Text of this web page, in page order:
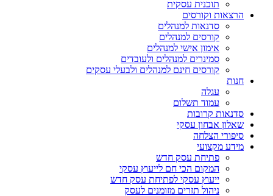
תוכנית עסקית
הרצאות וקורסים
סדנאות למנהלים
קורסים למנהלים
אימון אישי למנהלים
סמינרים למנהלים ולעובדים
קורסים חינם למנהלים ולבעלי עסקים
חנות
עגלה
עמוד תשלום
סדנאות קרובות
שאלון אבחון עסקי
סיפורי הצלחה
מידע מקצועי
פתיחת עסק חדש
המקום הכי חם לייעוץ עסקי
ייעוץ עסקי לפתיחת עסק חדש
ניהול תזרים מזומנים לעסק